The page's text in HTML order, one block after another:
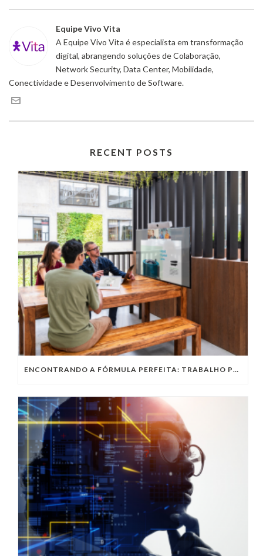
Equipe Vivo Vita
A Equipe Vivo Vita é especialista em transformação
digital, abrangendo soluções de Colaboração,
Network Security, Data Center, Mobilidade,
Conectividade e Desenvolvimento de Software.
RECENT POSTS
ENCONTRANDO A FÓRMULA PERFEITA: TRABALHO PRESENCIAL, HOME OFFICE OU TRABALHO HÍBRIDO?